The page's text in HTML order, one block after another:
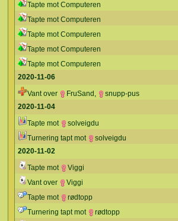
Tapte mot Computeren
Tapte mot Computeren
Tapte mot Computeren
Tapte mot Computeren
Tapte mot Computeren
2020-11-06
Vant over
FruSand ,
snupp-pus
2020-11-04
Tapte mot
solveigdu
Turnering tapt mot
solveigdu
2020-11-02
Tapte mot
Viggi
Vant over
Viggi
Tapte mot
rødtopp
Turnering tapt mot
rødtopp